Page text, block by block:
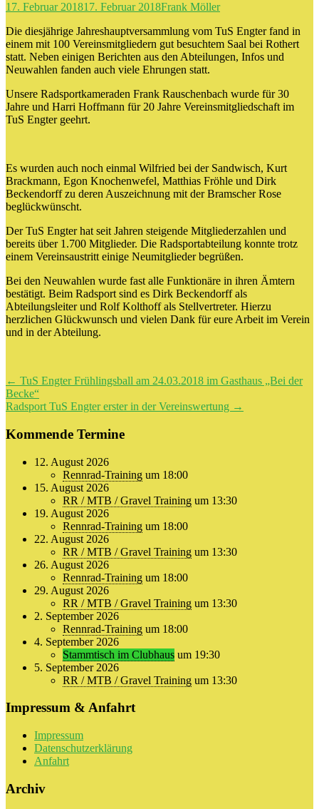
17. Februar 201817. Februar 2018Frank Möller
Die diesjährige Jahreshauptversammlung vom TuS Engter fand in
einem mit 100 Vereinsmitgliedern gut besuchtem Saal bei Rothert
statt. Neben einigen Berichten aus den Abteilungen, Infos und
Neuwahlen fanden auch viele Ehrungen statt.
Unsere Radsportkameraden Frank Rauschenbach wurde für 30
Jahre und Harri Hoffmann für 20 Jahre Vereinsmitgliedschaft im
TuS Engter geehrt.
Es wurden auch noch einmal Wilfried bei der Sandwisch, Kurt
Brackmann, Egon Knochenwefel, Matthias Fröhle und Dirk
Beckendorff zu deren Auszeichnung mit der Bramscher Rose
beglückwünscht.
Der TuS Engter hat seit Jahren steigende Mitgliederzahlen und
bereits über 1.700 Mitglieder. Die Radsportabteilung konnte trotz
einem Vereinsaustritt einige Neumitglieder begrüßen.
Bei den Neuwahlen wurde fast alle Funktionäre in ihren Ämtern
bestätigt. Beim Radsport sind es Dirk Beckendorff als
Abteilungsleiter und Rolf Kolthoff als Stellvertreter. Hierzu
herzlichen Glückwunsch und vielen Dank für eure Arbeit im Verein
und in der Abteilung.
Beitragsnavigation
← TuS Engter Frühlingsball am 24.03.2018 im Gasthaus „Bei der
Becke“
Radsport TuS Engter erster in der Vereinswertung →
Kommende Termine
12. August 2026
Rennrad-Training um 18:00
15. August 2026
RR / MTB / Gravel Training um 13:30
19. August 2026
Rennrad-Training um 18:00
22. August 2026
RR / MTB / Gravel Training um 13:30
26. August 2026
Rennrad-Training um 18:00
29. August 2026
RR / MTB / Gravel Training um 13:30
2. September 2026
Rennrad-Training um 18:00
4. September 2026
Stammtisch im Clubhaus um 19:30
5. September 2026
RR / MTB / Gravel Training um 13:30
Impressum & Anfahrt
Impressum
Datenschutzerklärung
Anfahrt
Archiv